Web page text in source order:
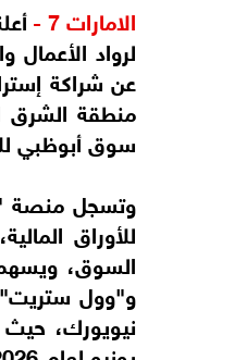
الامارات 7 -
عن شراكة
منطقة الشرق
سوق أبوظبي
للأوراق
السوق،
و"وول ستريت"
نيويورك،